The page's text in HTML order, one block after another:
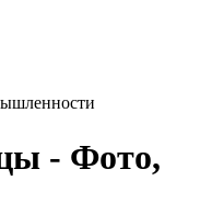
- Фото,